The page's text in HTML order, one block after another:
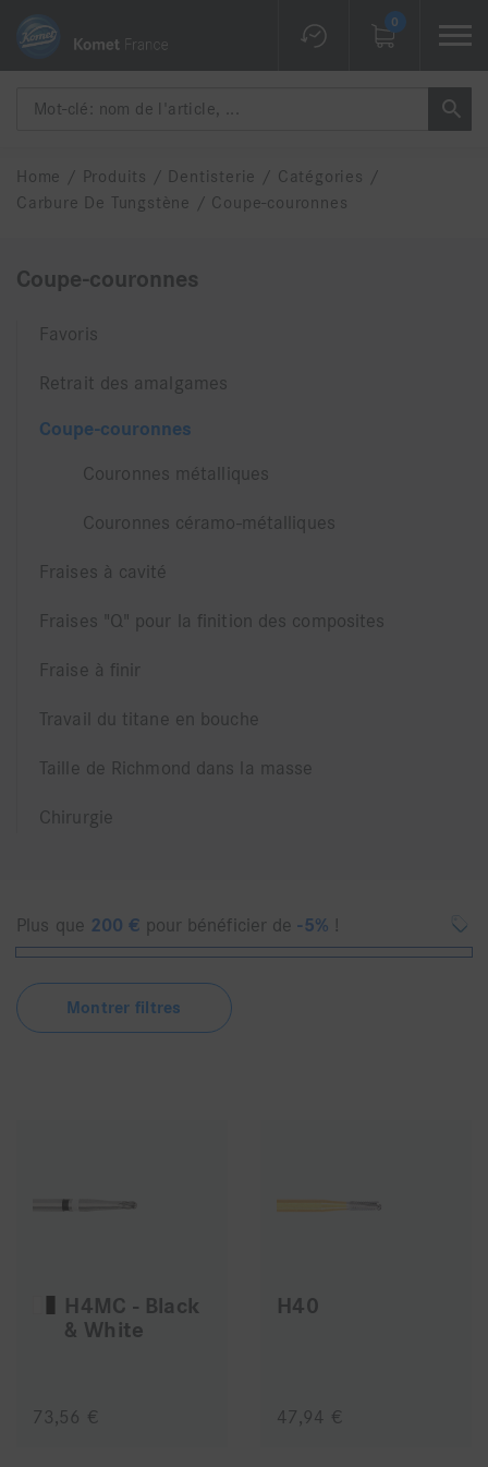
0
Home / Produits / Dentisterie / Catégories
/
Carbure De Tungstène
/ Coupe-couronnes
Coupe-couronnes
Favoris
Retrait des amalgames
Coupe-couronnes
Couronnes métalliques
Couronnes céramo-métalliques
Fraises à cavité
Fraises "Q" pour la finition des composites
Fraise à finir
Travail du titane en bouche
Taille de Richmond dans la masse
Chirurgie
Plus que 200 € pour bénéficier de-5% !
Montrer filtres
H4MC - Black
& White
73,56 €
H40
47,94 €